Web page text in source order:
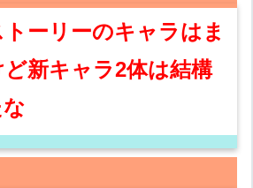
ーリーのキャラはま
新キャラ2体は結構